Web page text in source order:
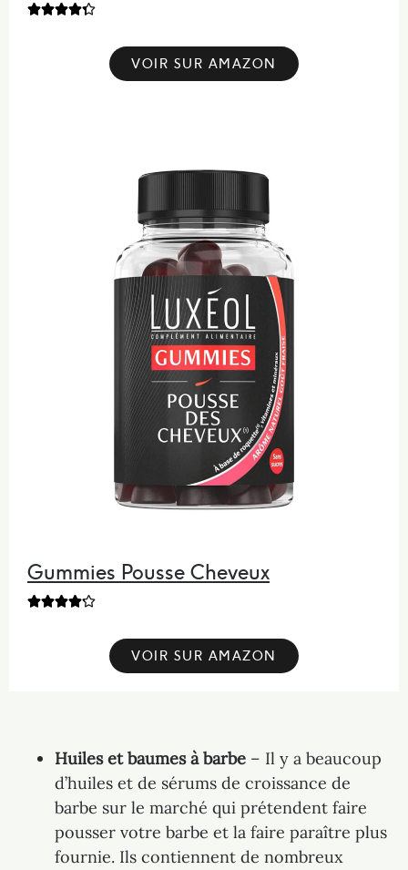

VOIR SUR AMAZON
Gummies Pousse Cheveux

VOIR SUR AMAZON
Huiles et baumes à barbe – Il y a beaucoup
d’huiles et de sérums de croissance de
barbe sur le marché qui prétendent faire
pousser votre barbe et la faire paraître plus
fournie. Ils contiennent de nombreux